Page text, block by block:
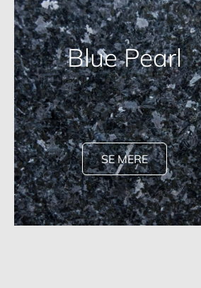
Blue Pearl
SE MERE